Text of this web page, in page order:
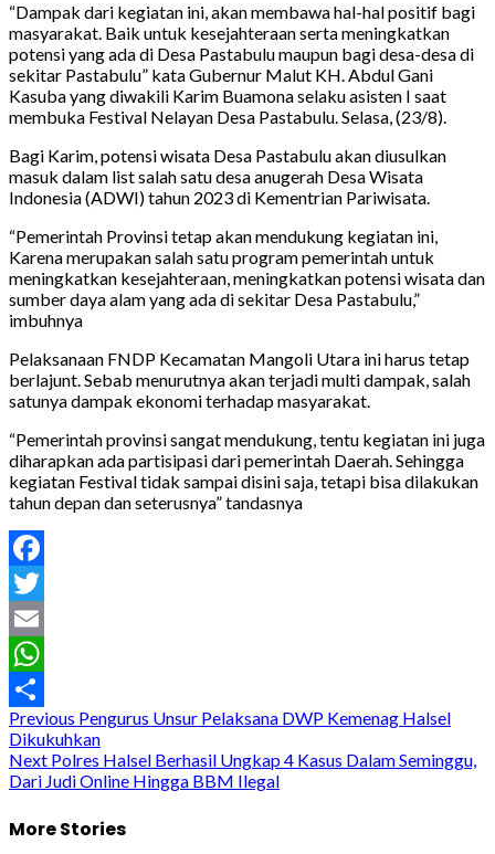
“Dampak dari kegiatan ini, akan membawa hal-hal positif bagi
masyarakat. Baik untuk kesejahteraan serta meningkatkan
potensi yang ada di Desa Pastabulu maupun bagi desa-desa di
sekitar Pastabulu” kata Gubernur Malut KH. Abdul Gani
Kasuba yang diwakili Karim Buamona selaku asisten I saat
membuka Festival Nelayan Desa Pastabulu. Selasa, (23/8).
Bagi Karim, potensi wisata Desa Pastabulu akan diusulkan
masuk dalam list salah satu desa anugerah Desa Wisata
Indonesia (ADWI) tahun 2023 di Kementrian Pariwisata.
“Pemerintah Provinsi tetap akan mendukung kegiatan ini,
Karena merupakan salah satu program pemerintah untuk
meningkatkan kesejahteraan, meningkatkan potensi wisata dan
sumber daya alam yang ada di sekitar Desa Pastabulu,”
imbuhnya
Pelaksanaan FNDP Kecamatan Mangoli Utara ini harus tetap
berlajunt. Sebab menurutnya akan terjadi multi dampak, salah
satunya dampak ekonomi terhadap masyarakat.
“Pemerintah provinsi sangat mendukung, tentu kegiatan ini juga
diharapkan ada partisipasi dari pemerintah Daerah. Sehingga
kegiatan Festival tidak sampai disini saja, tetapi bisa dilakukan
tahun depan dan seterusnya” tandasnya
Facebook
Twitter
Email
WhatsApp
Share
Post
navigation
Previous Pengurus Unsur Pelaksana DWP Kemenag Halsel
Dikukuhkan
Next Polres Halsel Berhasil Ungkap 4 Kasus Dalam Seminggu,
Dari Judi Online Hingga BBM Ilegal
More Stories